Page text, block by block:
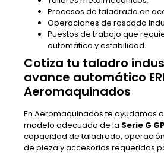
Procesos de taladrado en
Operaciones de roscado
Puestos de trabajo que
automático y estabilidad.
Cotiza tu taladro
avance automático
Aeromaquinados
En Aeromaquinados te ayudamos
modelo adecuado de la Serie G
capacidad de taladrado,
de pieza y accesorios requeridos